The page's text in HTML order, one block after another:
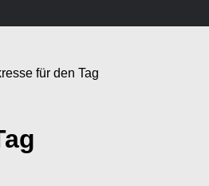
für den Tag